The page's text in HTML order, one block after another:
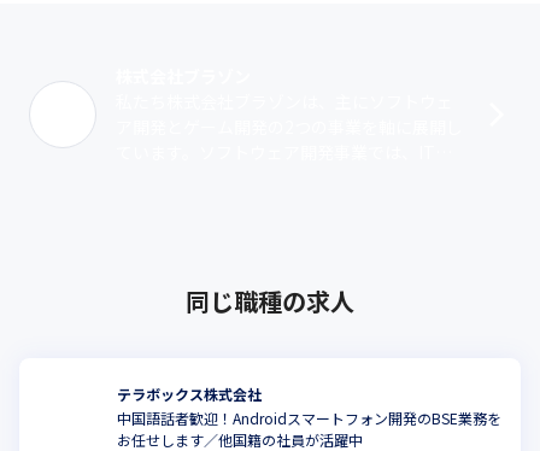
同じ職種の求人
テラボックス株式会社
中国語話者歓迎！Androidスマートフォン開発のBSE業務を
お任せします／他国籍の社員が活躍中